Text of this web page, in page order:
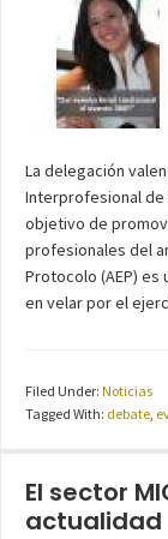
La delegación
Interprofesional de
objetivo de
profesionales del
Protocolo (AEP) es
en velar por el
Filed Under: Noticias
Tagged With: debate
El sector
actualidad